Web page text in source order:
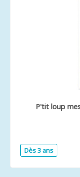
P'tit loup
Dès 3 ans